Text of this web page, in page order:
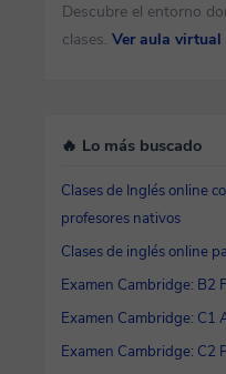
Descubre el entorno
clases. Ver aula virtual
🔥 Lo más buscado
Clases de Inglés online
profesores nativos
Clases de inglés online
Examen Cambridge: B2
Examen Cambridge: C1
Examen Cambridge: C2